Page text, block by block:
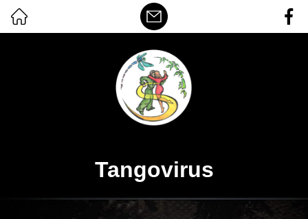
Tangovirus